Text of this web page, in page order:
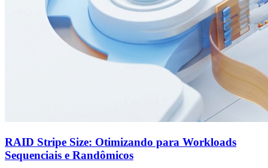
RAID Stripe Size: Otimizando para Workloads
Sequenciais e Randômicos